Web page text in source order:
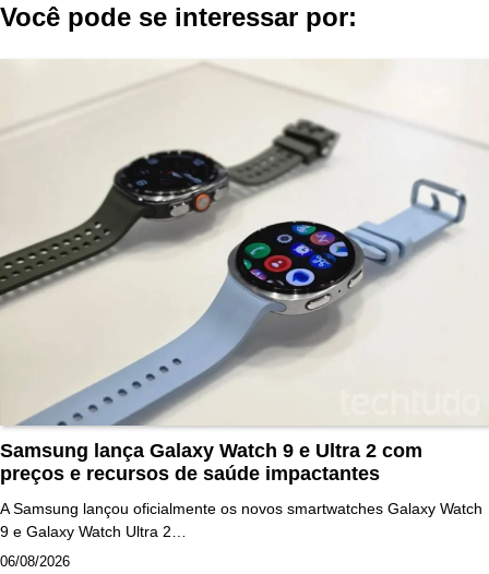
Você pode se interessar por:
Samsung lança Galaxy Watch 9 e Ultra 2 com
preços e recursos de saúde impactantes
A Samsung lançou oficialmente os novos smartwatches Galaxy Watch
9 e Galaxy Watch Ultra 2…
06/08/2026